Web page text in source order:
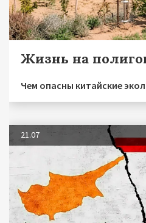
Жизнь на
Чем опасны китайские
21.07